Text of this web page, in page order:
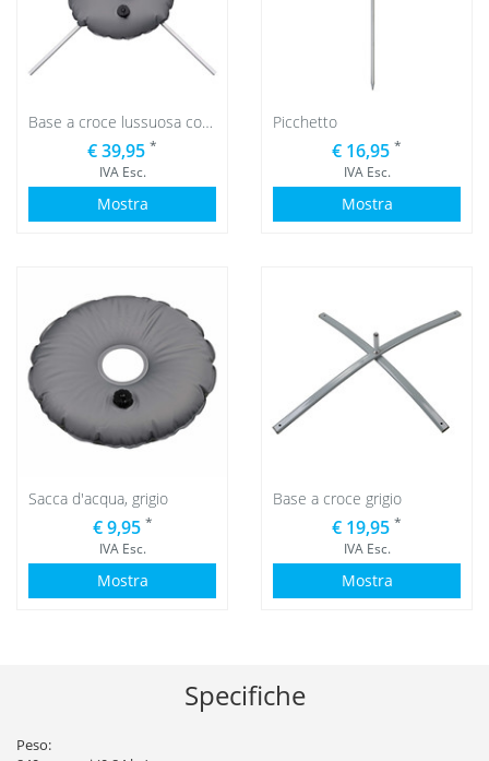
Base a croce lussuosa con sacca d'acqua grigia
€ 39,95 *
IVA Esc.
Mostra
Picchetto
€ 16,95 *
IVA Esc.
Mostra
Sacca d'acqua, grigio
€ 9,95 *
IVA Esc.
Mostra
Base a croce grigio
€ 19,95 *
IVA Esc.
Mostra
Specifiche
Peso: